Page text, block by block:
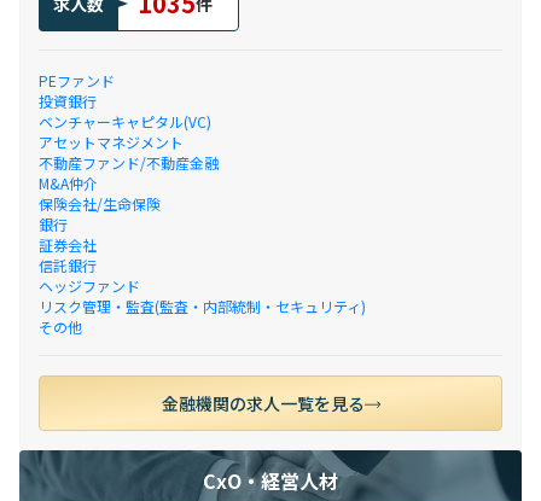
PEファンド
投資銀行
ベンチャーキャピタル(VC)
アセットマネジメント
不動産ファンド/不動産金融
M&A仲介
保険会社/生命保険
銀行
証券会社
信託銀行
ヘッジファンド
リスク管理・監査(監査・内部統制・セキュリティ)
その他
金融機関の求人一覧を見る
CxO・経営人材